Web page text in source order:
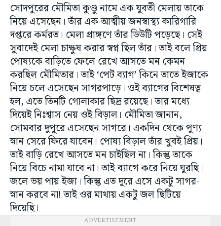
সোদপুরের মৌমিতা কুণ্ডু নামে এক যুবতী মেলায় তাকে
নিয়ে এসেছেন। তাঁর এক আত্মীয় জনস্বাস্থ্য কারিগারি
দপ্তরে কর্মরত। মেলা প্রাঙ্গণে তাঁর ডিউটি পড়েছে। সেই
সুবাদেই মেলা চাক্ষুষ করার স্বপ্ন ছিল তাঁর। তাই বলে প্রিয়
পোষ্যকে বাড়িতে ফেলে রেখে আসতে মন কেমন
করছিল মৌমিতার। তাই ‘পেট ব্যাগ’ কিনে তাতে ইজাকে
নিয়ে চলে এসেছেন সাগরপাড়ে। ওই ব্যাগের বিশেষত্ব
হল, এতে তিনটি গোলাকার ছিদ্র রয়েছে। তার মধ্যে
দিয়েই নিঃশ্বাস নেয় ওই বিড়াল। মৌমিতা জানান,
সোমবার দুপুরে এসেছেন সাগরে। একদিন থেকে পুণ্য
স্নান সেরে ফিরে যাবেন। পোষ্য বিড়াল তাঁর খুবই প্রিয়।
তাই বাড়ি রেখে আসতে মন চাইছিল না। কিন্তু তাকে
নিয়ে বিচে নামা যাবে না। তাই ব্যাগে করে নিয়ে ঘুরছি।
জলে ভয় পায় ইজা। কিন্তু এত দূরে এসে একটু সাগর-
স্নান করবে না! তাই ওর মাথায় একটু জল ছিটিয়ে
দিয়েছি।
ADVERTISEMENT